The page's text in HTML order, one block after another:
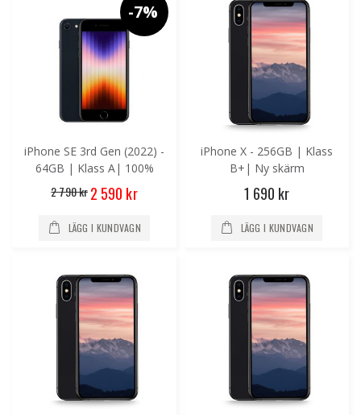
-7%
iPhone SE 3rd Gen (2022) -
64GB | Klass A| 100%
batterikapacitet
2 790 kr Special
Price
2 590 kr
LÄGG I KUNDVAGN
iPhone X - 256GB | Klass
B+| Ny skärm
1 690 kr
LÄGG I KUNDVAGN